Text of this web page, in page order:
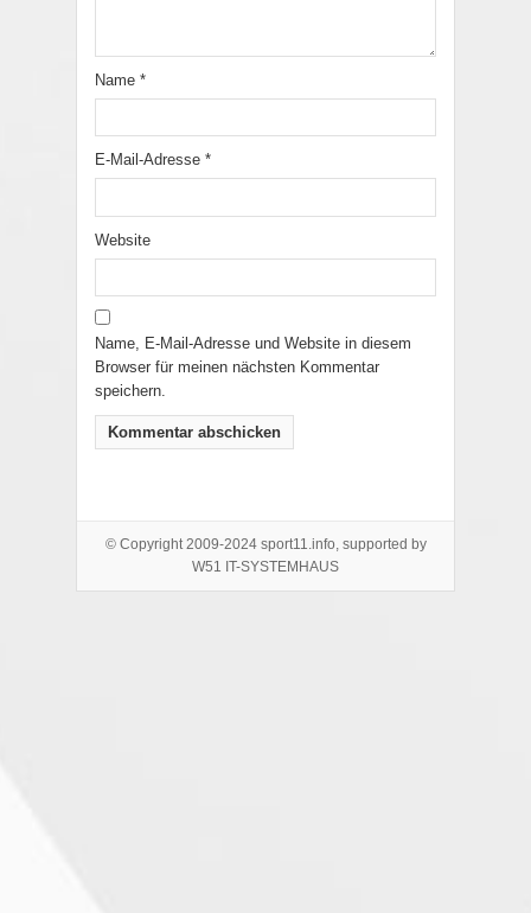
Name *
E-Mail-Adresse *
Website
Name, E-Mail-Adresse und Website in diesem
Browser für meinen nächsten Kommentar
speichern.
© Copyright 2009-2024 sport11.info, supported by
W51 IT-SYSTEMHAUS